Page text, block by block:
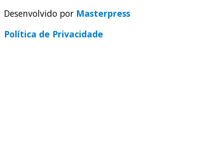
Desenvolvido por Masterpress
Política de Privacidade